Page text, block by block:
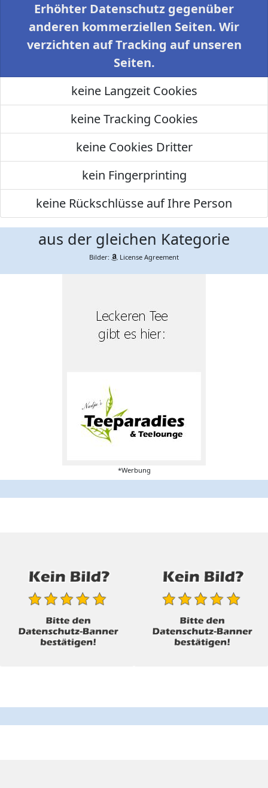
Erhöhter Datenschutz gegenüber
anderen kommerziellen Seiten. Wir
verzichten auf Tracking auf unseren
Seiten.
keine Langzeit Cookies
keine Tracking Cookies
keine Cookies Dritter
kein Fingerprinting
keine Rückschlüsse auf Ihre Person
aus der gleichen Kategorie
Bilder: License Agreement
*Werbung